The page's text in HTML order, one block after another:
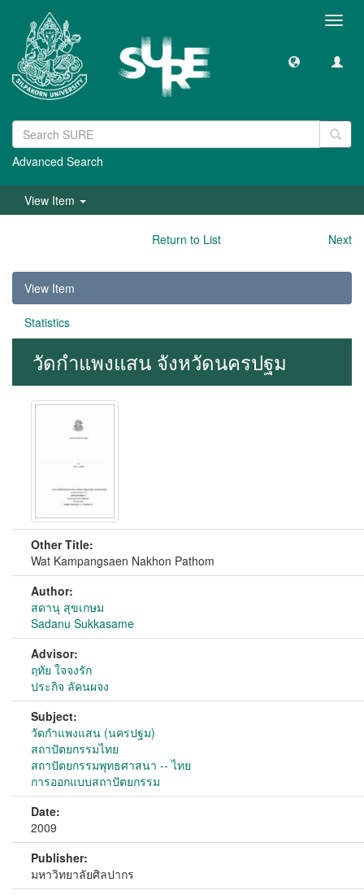
Advanced Search
View Item
Return to List Next
View Item
Statistics
วัดกำแพงแสน จังหวัดนครปฐม
Other Title:
Wat Kampangsaen Nakhon Pathom
Author:
สดานุ สุขเกษม
Sadanu Sukkasame
Advisor:
ฤทัย ใจจงรัก
ประกิจ ลัคนผจง
Subject:
วัดกำแพงแสน (นครปฐม)
สถาปัตยกรรมไทย
สถาปัตยกรรมพุทธศาสนา -- ไทย
การออกแบบสถาปัตยกรรม
Date:
2009
Publisher:
มหาวิทยาลัยศิลปากร